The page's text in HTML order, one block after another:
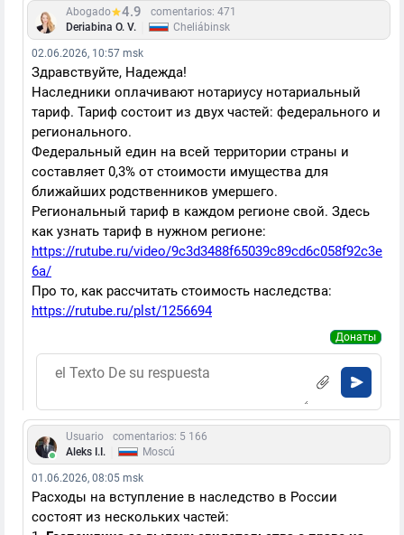
Abogado 4.9
comentarios: 471
Deriabina O. V.
Cheliábinsk
02.06.2026, 10:57 msk
Здравствуйте, Надежда!
Наследники оплачивают нотариусу нотариальный
тариф. Тариф состоит из двух частей: федерального и
регионального.
Федеральный един на всей территории страны и
составляет 0,3% от стоимости имущества для
ближайших родственников умершего.
Региональный тариф в каждом регионе свой. Здесь
как узнать тариф в нужном регионе:
https://rutube.ru/video/9c3d3488f65039c89cd6c058f92c3e
6a/
Про то, как рассчитать стоимость наследства:
https://rutube.ru/plst/1256694
Донаты
Usuario
comentarios: 5 166
Aleks I.I.
Moscú
01.06.2026, 08:05 msk
Расходы на вступление в наследство в России
состоят из нескольких частей: